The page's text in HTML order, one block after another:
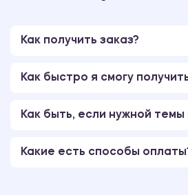
Как получить заказ?
Как быстро я смогу
Как быть, если нужной темы
Какие есть способы